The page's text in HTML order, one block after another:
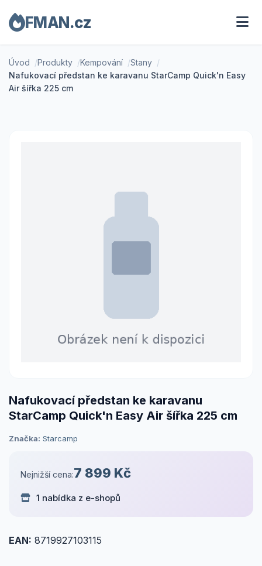
FMAN.cz
Úvod Produkty Kempování
Stany
Nafukovací předstan ke karavanu StarCamp Quick'n Easy
Air šířka 225 cm
Nafukovací předstan ke karavanu
StarCamp Quick'n Easy Air šířka 225 cm
Značka: Starcamp
Nejnižší cena:7 899 Kč
1 nabídka z e-shopů
EAN: 8719927103115